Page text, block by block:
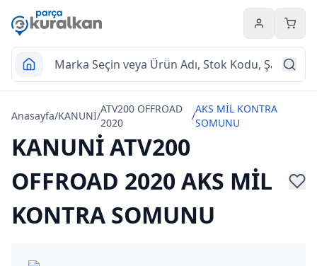
Hesabım
Anasayfa/KANUNİ/
ATV200 OFFROAD
2020
/
AKS MİL KONTRA
SOMUNU
KANUNİ ATV200
OFFROAD 2020 AKS MİL
KONTRA SOMUNU